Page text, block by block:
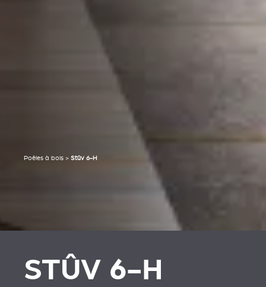
Poêles à bois > Stûv 6-H
STÛV 6-H